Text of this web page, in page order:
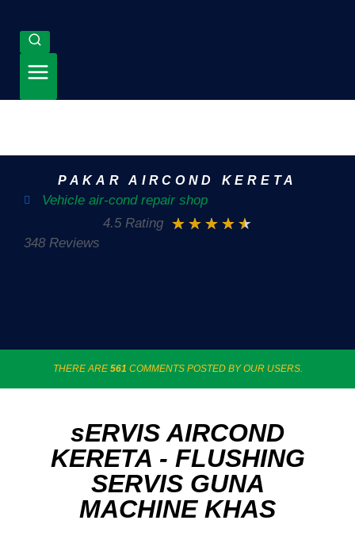
PAKAR AIRCOND KERETA
Vehicle air-cond repair shop
4.5 Rating ★ ★ ★ ★ ★
348 Reviews
THERE ARE 561 COMMENTS POSTED BY OUR USERS.
sERVIS AIRCOND
KERETA - FLUSHING
SERVIS GUNA
MACHINE KHAS